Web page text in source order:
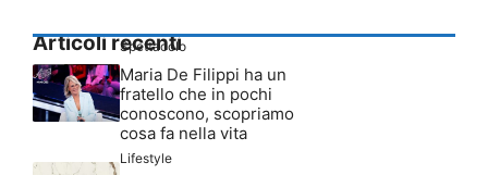
Articoli recenti
Spettacolo
Maria De Filippi ha un
fratello che in pochi
conoscono, scopriamo
cosa fa nella vita
Lifestyle